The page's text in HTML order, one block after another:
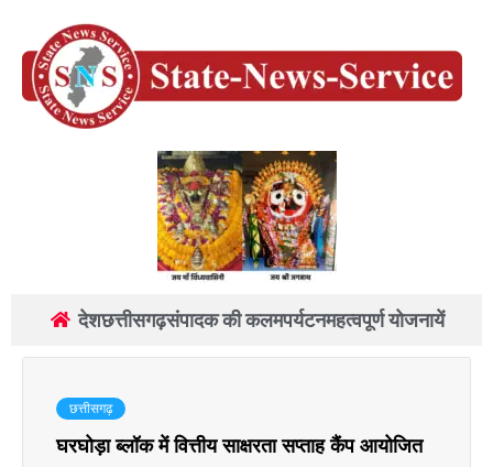
देशछत्तीसगढ़संपादक की कलमपर्यटनमहत्वपूर्ण योजनायें
छत्तीसगढ़
घरघोड़ा ब्लॉक में वित्तीय साक्षरता सप्ताह कैंप आयोजित